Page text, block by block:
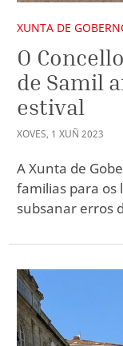
XUNTA DE
O
de Samil
estival
XOVES, 1 XUÑ 2023
A Xunta de
familias para os
subsanar erros